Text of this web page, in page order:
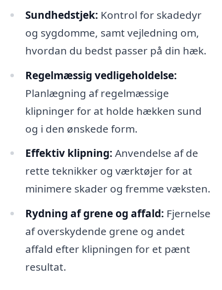
Sundhedstjek: Kontrol for skadedyr
og sygdomme, samt vejledning om,
hvordan du bedst passer på din hæk.
Regelmæssig vedligeholdelse:
Planlægning af regelmæssige
klipninger for at holde hækken sund
og i den ønskede form.
Effektiv klipning: Anvendelse af de
rette teknikker og værktøjer for at
minimere skader og fremme væksten.
Rydning af grene og affald: Fjernelse
af overskydende grene og andet
affald efter klipningen for et pænt
resultat.